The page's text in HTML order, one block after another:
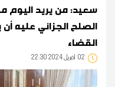
سعيد: من يريد اليوم
الصلح الجزائي عليه
القضاء
02 22:30 2024 أفريل